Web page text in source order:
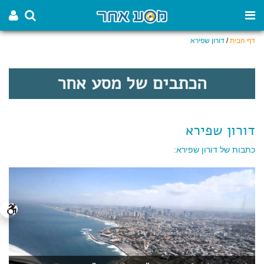
דף הבית/ דורון שפירא
הכתבים של מסע אחר
דורון שפירא
כתבות של דורון שפירא: